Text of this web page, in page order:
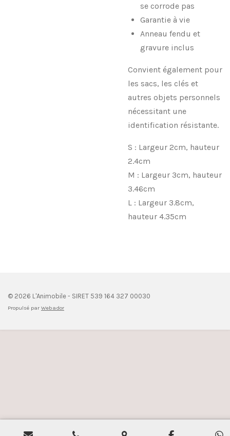
se corrode pas
Garantie à vie
Anneau fendu et
gravure inclus
Convient également pour
les sacs, les clés et
autres objets personnels
nécessitant une
identification résistante.
S : Largeur 2cm, hauteur
2.4cm
M : Largeur 3cm, hauteur
3.46cm
L : Largeur 3.8cm,
hauteur 4.35cm
© 2026 L'Animobile - SIRET 539 164 327 00030
Propulsé par Webador